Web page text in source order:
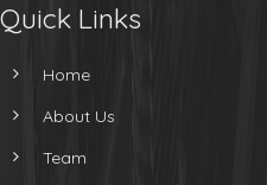
Quick Links
Home
About Us
Team